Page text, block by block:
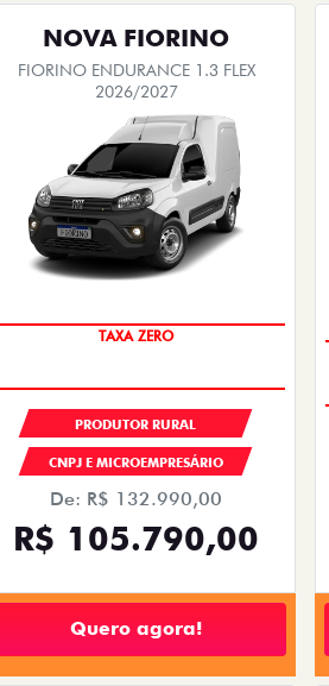
NOVA FIORINO
FIORINO ENDURANCE 1.3 FLEX
2026/2027
TAXA ZERO
PRODUTOR RURAL
CNPJ E MICROEMPRESÁRIO
De: R$ 132.990,00
R$ 105.790,00
Quero agora!